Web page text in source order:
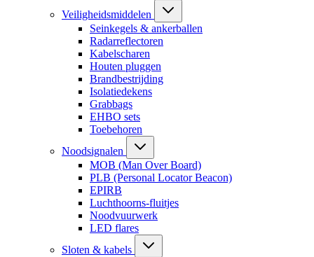
Veiligheidsmiddelen
Seinkegels & ankerballen
Radarreflectoren
Kabelscharen
Houten pluggen
Brandbestrijding
Isolatiedekens
Grabbags
EHBO sets
Toebehoren
Noodsignalen
MOB (Man Over Board)
PLB (Personal Locator Beacon)
EPIRB
Luchthoorns-fluitjes
Noodvuurwerk
LED flares
Sloten & kabels